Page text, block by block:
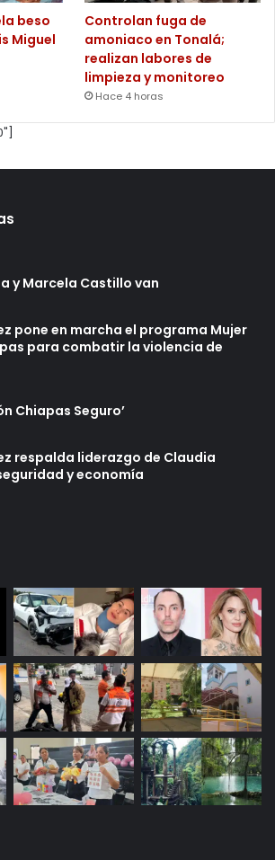
beso
Miguel
Controlan fuga de
amoniaco en Tonalá;
realizan labores de
limpieza y monitoreo
Hace 4 horas
y Marcela Castillo van
pone en marcha el programa Mujer
para combatir la violencia de
Chiapas Seguro’
respalda liderazgo de Claudia
y economía